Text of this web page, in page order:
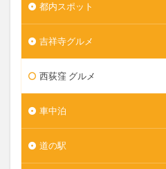
都内スポット
吉祥寺グルメ
西荻窪 グルメ
車中泊
道の駅